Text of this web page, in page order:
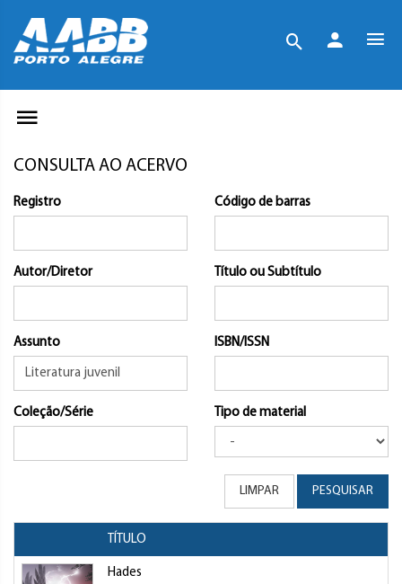
CONSULTA AO ACERVO
Registro Código de barras
Autor/Diretor Título ou Subtítulo
Assunto ISBN/ISSN
Coleção/Série Tipo de material
LIMPAR PESQUISAR
TÍTULO
Hades